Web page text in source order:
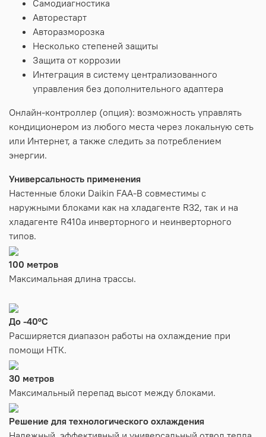
Самодиагностика
Авторестарт
Авторазморозка
Несколько степеней защиты
Защита от коррозии
Интеграция в систему централизованного
управления без дополнительного адаптера
Онлайн-контроллер (опция): возможность управлять
кондиционером из любого места через локальную сеть
или Интернет, а также следить за потреблением
энергии.
Универсальность применения
Настенные блоки Daikin FAA-B совместимы с
наружными блоками как на хладагенте R32, так и на
хладагенте R410a инверторного и неинверторного
типов.
100 метров
Максимальная длина трассы.
До -40°С
Расширяется диапазон работы на охлаждение при
помощи НТК.
30 метров
Максимальный перепад высот между блоками.
Решение для технологического охлаждения